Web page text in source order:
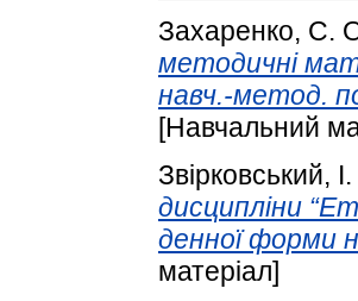
Захаренко, С.
методичні
навч.-метод.
[Навчальний
Звірковський,
дисципліни
денної форми
матеріал]